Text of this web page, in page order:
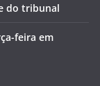
do tribunal
feira em